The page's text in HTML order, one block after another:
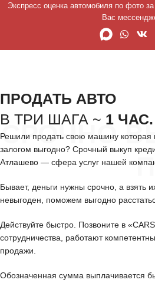
Экспресс оценка автомобиля по фото
Вас
СРОЧНО
ПРОДАТЬ АВТО
В ТРИ ШАГА ~ 1 ЧАС.
Решили продать свою машину которая
залогом выгодно? Срочный выкуп
Атлашево — сфера услуг нашей
Бывает, деньги нужны срочно, а взять
невыгоден, поможем выгодно
Действуйте быстро. Позвоните в
сотрудничества, работают
продажи.
Обозначенная сумма выплачивается